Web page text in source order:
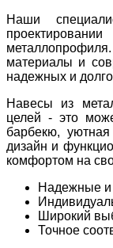
Наши
материалы и
надежных и
Навесы из
целей - это
барбекю,
дизайн и
комфортом на
Надежные и
Широкий
Точное